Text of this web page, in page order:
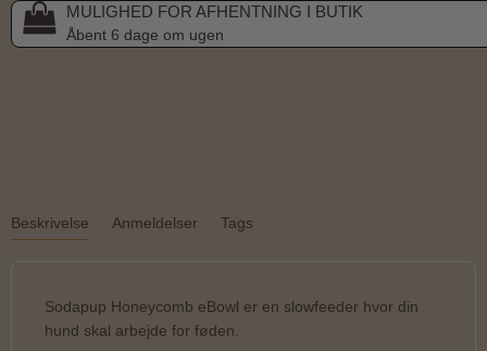
MULIGHED FOR AFHENTNING I BUTIK
Åbent 6 dage om ugen
Beskrivelse Anmeldelser Tags
Sodapup Honeycomb eBowl er en slowfeeder hvor din
hund skal arbejde for føden.